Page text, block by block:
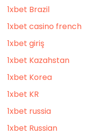
1xbet Brazil
1xbet casino french
1xbet giriş
1xbet Kazahstan
1xbet Korea
1xbet KR
1xbet russia
1xbet Russian